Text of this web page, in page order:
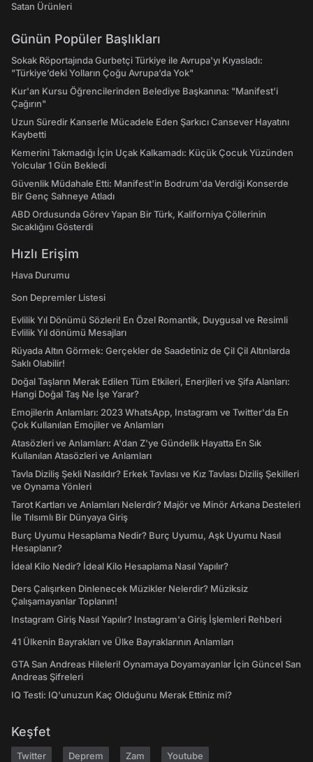
Satan Ürünleri
Günün Popüler Başlıkları
Sokak Röportajında Gurbetçi Türkiye ile Avrupa'yı Kıyasladı:
"Türkiye’deki Yolların Çoğu Avrupa’da Yok"
Kur'an Kursu Öğrencilerinden Belediye Başkanına: "Manifest’i
Çağırın"
Uzun Süredir Kanserle Mücadele Eden Şarkıcı Cansever Hayatını
Kaybetti
Kemerini Takmadığı İçin Uçak Kalkamadı: Küçük Çocuk Yüzünden
Yolcular 1 Gün Bekledi
Güvenlik Müdahale Etti: Manifest'in Bodrum'da Verdiği Konserde
Bir Genç Sahneye Atladı
ABD Ordusunda Görev Yapan Bir Türk, Kaliforniya Çöllerinin
Sıcaklığını Gösterdi
Hızlı Erişim
Hava Durumu
Son Depremler Listesi
Evlilik Yıl Dönümü Sözleri! En Özel Romantik, Duygusal ve Resimli
Evlilik Yıl dönümü Mesajları
Rüyada Altın Görmek: Gerçekler de Saadetiniz de Çil Çil Altınlarda
Saklı Olabilir!
Doğal Taşların Merak Edilen Tüm Etkileri, Enerjileri ve Şifa Alanları:
Hangi Doğal Taş Ne İşe Yarar?
Emojilerin Anlamları: 2023 WhatsApp, Instagram ve Twitter'da En
Çok Kullanılan Emojiler ve Anlamları
Atasözleri ve Anlamları: A'dan Z'ye Gündelik Hayatta En Sık
Kullanılan Atasözleri ve Anlamları
Tavla Diziliş Şekli Nasıldır? Erkek Tavlası ve Kız Tavlası Diziliş Şekilleri
ve Oynama Yönleri
Tarot Kartları ve Anlamları Nelerdir? Majör ve Minör Arkana Desteleri
İle Tılsımlı Bir Dünyaya Giriş
Burç Uyumu Hesaplama Nedir? Burç Uyumu, Aşk Uyumu Nasıl
Hesaplanır?
İdeal Kilo Nedir? İdeal Kilo Hesaplama Nasıl Yapılır?
Ders Çalışırken Dinlenecek Müzikler Nelerdir? Müziksiz
Çalışamayanlar Toplanın!
Instagram Giriş Nasıl Yapılır? Instagram'a Giriş İşlemleri Rehberi
41 Ülkenin Bayrakları ve Ülke Bayraklarının Anlamları
GTA San Andreas Hileleri! Oynamaya Doyamayanlar İçin Güncel San
Andreas Şifreleri
IQ Testi: IQ'unuzun Kaç Olduğunu Merak Ettiniz mi?
Keşfet
Twitter Deprem Zam Youtube